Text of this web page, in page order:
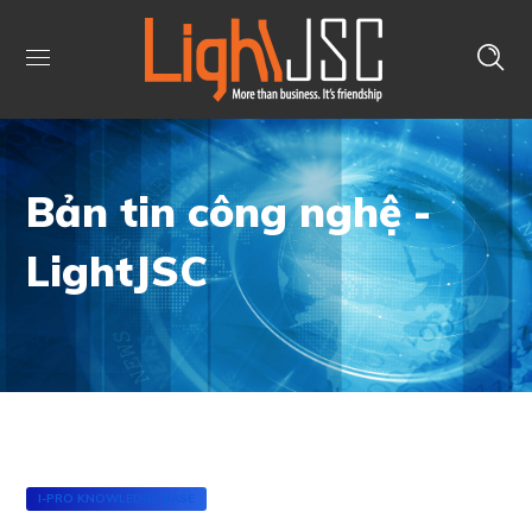
Bản tin công nghệ -
LightJSC
I-PRO KNOWLEDGE BASE